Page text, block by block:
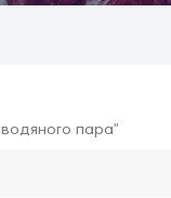
пара"